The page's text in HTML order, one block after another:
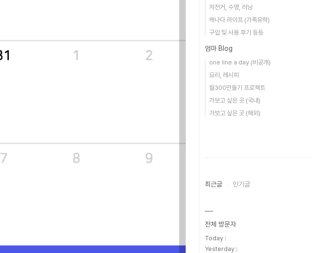
자전거, 수영, 러닝
캐나다 라이프 (가족유학)
구입 및 사용 후기 등등
엄마 Blog
one line a day (비공개)
요리, 레시피
월300만들기 프로젝트
가보고 싶은 곳 (국내)
가보고 싶은 곳 (해외)
최근글 인기글
전체 방문자
Today :
Yesterday :